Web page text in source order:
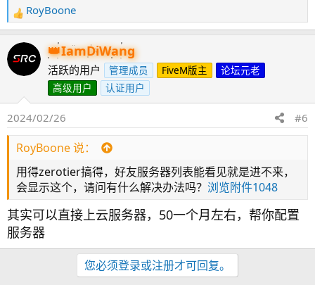
反
馈
：
RoyBoone
IamDiWang
活跃的用户 管理成员 FiveM版主
论坛元老
高级用户
认证用户
2024/02/26 #6
RoyBoone 说：
用得zerotier搞得，好友服务器列表能看见就是进不来，
会显示这个，请问有什么解决办法吗？ 浏览附件1048
其实可以直接上云服务器，50一个月左右，帮你配置
服务器
您必须登录或注册才可回复。